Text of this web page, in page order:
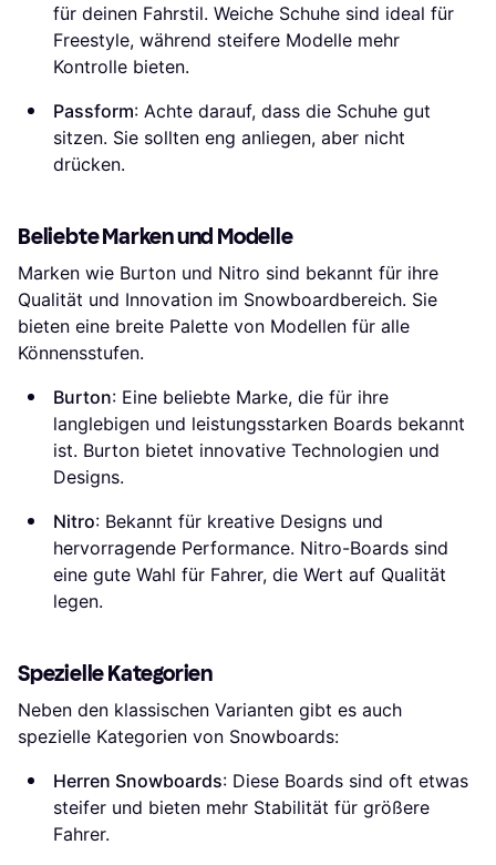
für deinen Fahrstil. Weiche Schuhe sind ideal für
Freestyle, während steifere Modelle mehr
Kontrolle bieten.
Passform: Achte darauf, dass die Schuhe gut
sitzen. Sie sollten eng anliegen, aber nicht
drücken.
Beliebte Marken und Modelle
Marken wie Burton und Nitro sind bekannt für ihre
Qualität und Innovation im Snowboardbereich. Sie
bieten eine breite Palette von Modellen für alle
Könnensstufen.
Burton: Eine beliebte Marke, die für ihre
langlebigen und leistungsstarken Boards bekannt
ist. Burton bietet innovative Technologien und
Designs.
Nitro: Bekannt für kreative Designs und
hervorragende Performance. Nitro-Boards sind
eine gute Wahl für Fahrer, die Wert auf Qualität
legen.
Spezielle Kategorien
Neben den klassischen Varianten gibt es auch
spezielle Kategorien von Snowboards:
Herren Snowboards: Diese Boards sind oft etwas
steifer und bieten mehr Stabilität für größere
Fahrer.